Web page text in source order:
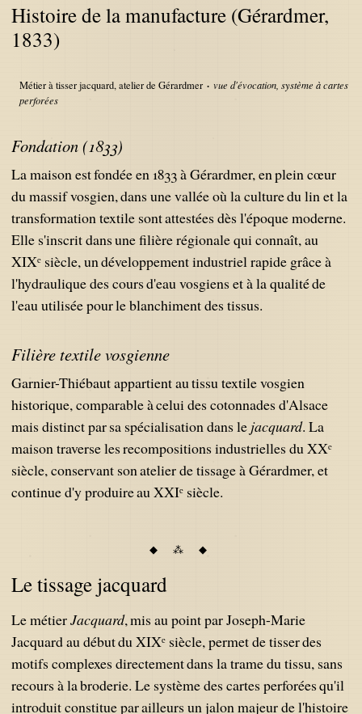
Histoire de la manufacture (Gérardmer,
1833)
Métier à tisser jacquard, atelier de Gérardmer
vue d'évocation, système à cartes
perforées
Fondation (1833)
La maison est fondée en 1833 à Gérardmer, en plein cœur
du massif vosgien, dans une vallée où la culture du lin et la
transformation textile sont attestées dès l'époque moderne.
Elle s'inscrit dans une filière régionale qui connaît, au
XIXᵉ siècle, un développement industriel rapide grâce à
l'hydraulique des cours d'eau vosgiens et à la qualité de
l'eau utilisée pour le blanchiment des tissus.
Filière textile vosgienne
Garnier-Thiébaut appartient au tissu textile vosgien
historique, comparable à celui des cotonnades d'Alsace
mais distinct par sa spécialisation dans lejacquard. La
maison traverse les recompositions industrielles du XXᵉ
siècle, conservant son atelier de tissage à Gérardmer, et
continue d'y produire au XXIᵉ siècle.
Le tissage jacquard
Le métierJacquard, mis au point par Joseph-Marie
Jacquard au début du XIXᵉ siècle, permet de tisser des
motifs complexes directement dans la trame du tissu, sans
recours à la broderie. Le système des cartes perforées qu'il
introduit constitue par ailleurs un jalon majeur de l'histoire